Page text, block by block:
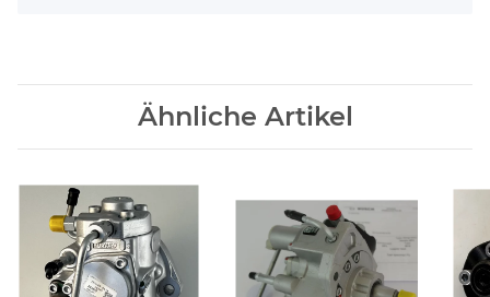
Ähnliche Artikel